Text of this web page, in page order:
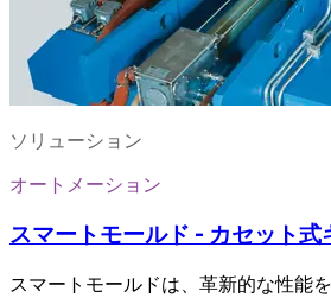
ソリューション
オートメーション
スマートモールド - カセット式
スマートモールドは、革新的な性能